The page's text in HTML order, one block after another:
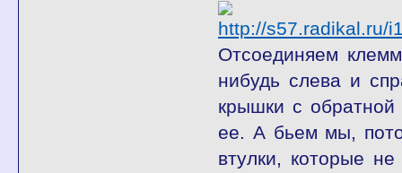
Отсоединяем
нибудь слева и
крышки с
ее. А бьем мы,
втулки, которые